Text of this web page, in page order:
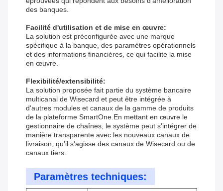
des banques.
Facilité d'utilisation et de mise en œuvre:
La solution est préconfigurée avec une marque
spécifique à la banque, des paramètres opérationnels
et des informations financières, ce qui facilite la mise
en œuvre.
Flexibilité/extensibilité:
La solution proposée fait partie du système bancaire
multicanal de Wisecard et peut être intégrée à
d'autres modules et canaux de la gamme de produits
de la plateforme SmartOne.En mettant en œuvre le
gestionnaire de chaînes, le système peut s'intégrer de
manière transparente avec les nouveaux canaux de
livraison, qu'il s'agisse des canaux de Wisecard ou de
canaux tiers.
Paramètres techniques: